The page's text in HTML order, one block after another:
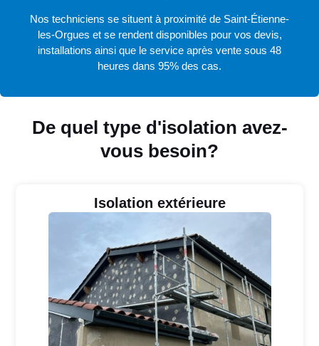
De quel type d'isolation avez-
vous besoin?
Isolation extérieure
Nos techniciens se situent à proximité de Saint-Étienne-
les-Orgues et se rendent disponibles pour vos devis,
installations ainsi que le service après vente sous 48
heures dans 95% des cas.